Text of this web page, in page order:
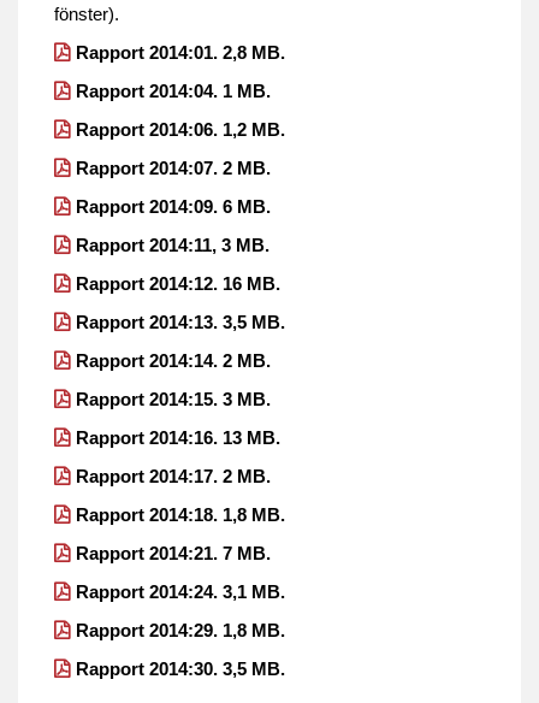
fönster).
Rapport 2014:01. 2,8 MB.
Rapport 2014:04. 1 MB.
Rapport 2014:06. 1,2 MB.
Rapport 2014:07. 2 MB.
Rapport 2014:09. 6 MB.
Rapport 2014:11, 3 MB.
Rapport 2014:12. 16 MB.
Rapport 2014:13. 3,5 MB.
Rapport 2014:14. 2 MB.
Rapport 2014:15. 3 MB.
Rapport 2014:16. 13 MB.
Rapport 2014:17. 2 MB.
Rapport 2014:18. 1,8 MB.
Rapport 2014:21. 7 MB.
Rapport 2014:24. 3,1 MB.
Rapport 2014:29. 1,8 MB.
Rapport 2014:30. 3,5 MB.